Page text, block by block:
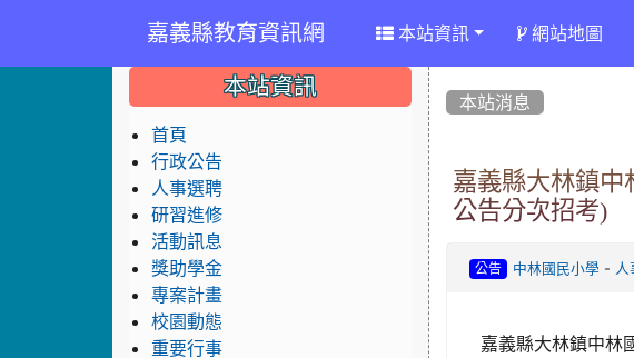
嘉義縣教育資訊網 本站資訊 網站地圖
本站消息
嘉義縣大林鎮中
公告分次招考)
公告 中林國民小學 - 人
嘉義縣大林鎮中林
::: 本站資訊
首頁
行政公告
人事選聘
研習進修
活動訊息
獎助學金
專案計畫
校園動態
重要行事